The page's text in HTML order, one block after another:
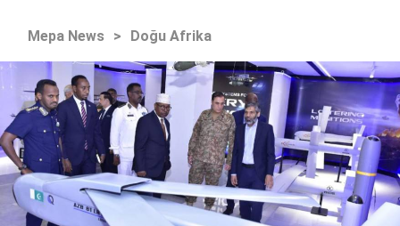
Mepa News > Doğu Afrika